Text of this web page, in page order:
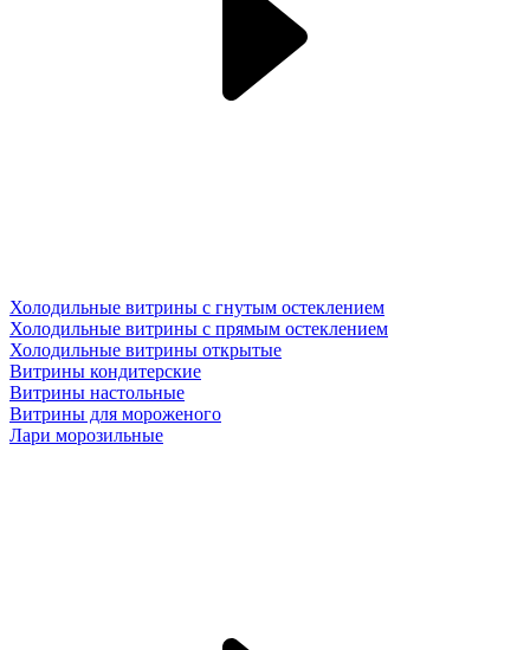
Холодильные витрины с гнутым остеклением
Холодильные витрины с прямым остеклением
Холодильные витрины открытые
Витрины кондитерские
Витрины настольные
Витрины для мороженого
Лари морозильные